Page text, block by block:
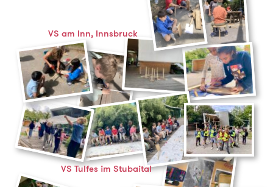
VS am Inn, Innsbruck
VS Tulfes im Stubaital